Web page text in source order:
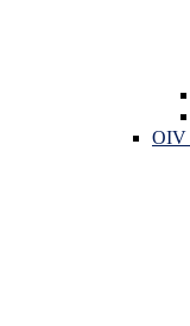
OIV